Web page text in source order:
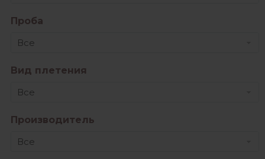
Проба
Все
Вид плетения
Все
Производитель
Все